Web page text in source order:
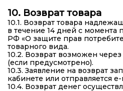
10. Возврат товара
10.1. Возврат товара
в течение 14 дней с момента
РФ «О защите прав
товарного вида.
10.2. Возврат возможен
(если предусмотрено).
10.3. Заявление на возврат
кабинете или отправляется
10.4. Возврат денег